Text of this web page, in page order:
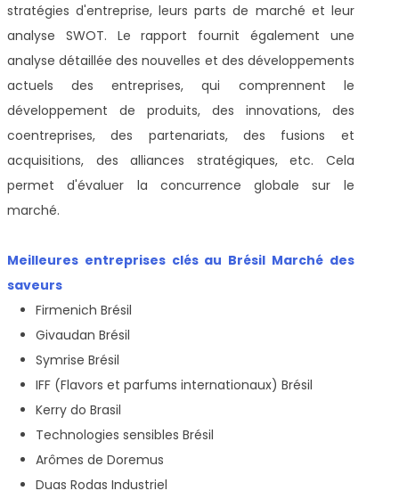
stratégies d'entreprise, leurs parts de marché et leur
analyse SWOT. Le rapport fournit également une
analyse détaillée des nouvelles et des développements
actuels des entreprises, qui comprennent le
développement de produits, des innovations, des
coentreprises, des partenariats, des fusions et
acquisitions, des alliances stratégiques, etc. Cela
permet d'évaluer la concurrence globale sur le
marché.
Meilleures entreprises clés au Brésil Marché des
saveurs
Firmenich Brésil
Givaudan Brésil
Symrise Brésil
IFF (Flavors et parfums internationaux) Brésil
Kerry do Brasil
Technologies sensibles Brésil
Arômes de Doremus
Duas Rodas Industriel